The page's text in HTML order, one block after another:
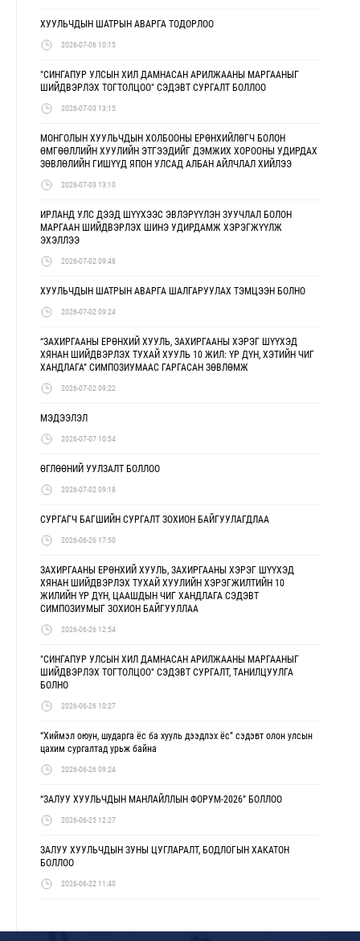
ХУУЛЬЧДЫН ШАТРЫН АВАРГА ТОДОРЛОО
2026-07-06 10:15
"СИНГАПУР УЛСЫН ХИЛ ДАМНАСАН АРИЛЖААНЫ МАРГААНЫГ
ШИЙДВЭРЛЭХ ТОГТОЛЦОО" СЭДЭВТ СУРГАЛТ БОЛЛОО
2026-07-03 13:15
МОНГОЛЫН ХУУЛЬЧДЫН ХОЛБООНЫ ЕРӨНХИЙЛӨГЧ БОЛОН
ӨМГӨӨЛЛИЙН ХУУЛИЙН ЭТГЭЭДИЙГ ДЭМЖИХ ХОРООНЫ УДИРДАХ
ЗӨВЛӨЛИЙН ГИШҮҮД ЯПОН УЛСАД АЛБАН АЙЛЧЛАЛ ХИЙЛЭЭ
2026-07-03 13:10
ИРЛАНД УЛС ДЭЭД ШҮҮХЭЭС ЭВЛЭРҮҮЛЭН ЗУУЧЛАЛ БОЛОН
МАРГААН ШИЙДВЭРЛЭХ ШИНЭ УДИРДАМЖ ХЭРЭГЖҮҮЛЖ
ЭХЭЛЛЭЭ
2026-07-02 09:48
ХУУЛЬЧДЫН ШАТРЫН АВАРГА ШАЛГАРУУЛАХ ТЭМЦЭЭН БОЛНО
2026-07-02 09:24
“ЗАХИРГААНЫ ЕРӨНХИЙ ХУУЛЬ, ЗАХИРГААНЫ ХЭРЭГ ШҮҮХЭД
ХЯНАН ШИЙДВЭРЛЭХ ТУХАЙ ХУУЛЬ 10 ЖИЛ: ҮР ДҮН, ХЭТИЙН ЧИГ
ХАНДЛАГА” СИМПОЗИУМААС ГАРГАСАН ЗӨВЛӨМЖ
2026-07-02 09:22
МЭДЭЭЛЭЛ
2026-07-07 10:54
ӨГЛӨӨНИЙ УУЛЗАЛТ БОЛЛОО
2026-07-02 09:18
СУРГАГЧ БАГШИЙН СУРГАЛТ ЗОХИОН БАЙГУУЛАГДЛАА
2026-06-26 17:50
ЗАХИРГААНЫ ЕРӨНХИЙ ХУУЛЬ, ЗАХИРГААНЫ ХЭРЭГ ШҮҮХЭД
ХЯНАН ШИЙДВЭРЛЭХ ТУХАЙ ХУУЛИЙН ХЭРЭГЖИЛТИЙН 10
ЖИЛИЙН ҮР ДҮН, ЦААШДЫН ЧИГ ХАНДЛАГА СЭДЭВТ
СИМПОЗИУМЫГ ЗОХИОН БАЙГУУЛЛАА
2026-06-26 12:54
"СИНГАПУР УЛСЫН ХИЛ ДАМНАСАН АРИЛЖААНЫ МАРГААНЫГ
ШИЙДВЭРЛЭХ ТОГТОЛЦОО" СЭДЭВТ СУРГАЛТ, ТАНИЛЦУУЛГА
БОЛНО
2026-06-26 10:27
“Хиймэл оюун, шударга ёс ба хууль дээдлэх ёс” сэдэвт олон улсын
цахим сургалтад урьж байна
2026-06-26 09:24
“ЗАЛУУ ХУУЛЬЧДЫН МАНЛАЙЛЛЫН ФОРУМ-2026” БОЛЛОО
2026-06-25 12:27
ЗАЛУУ ХУУЛЬЧДЫН ЗУНЫ ЦУГЛАРАЛТ, БОДЛОГЫН ХАКАТОН
БОЛЛОО
2026-06-22 11:40